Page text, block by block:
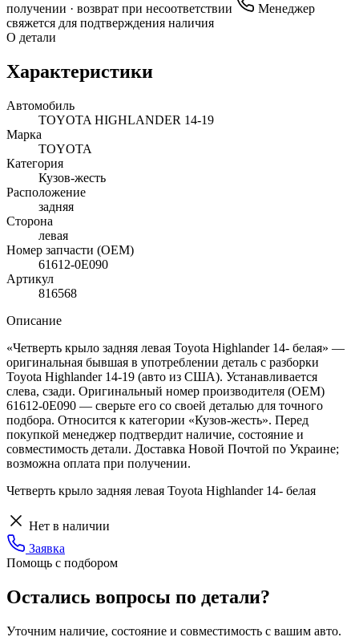
получении · возврат при несоответствии
Менеджер
свяжется для подтверждения наличия
О детали
Характеристики
Автомобиль
TOYOTA HIGHLANDER 14-19
Марка
TOYOTA
Категория
Кузов-жесть
Расположение
задняя
Сторона
левая
Номер запчасти (OEM)
61612-0E090
Артикул
816568
Описание
«Четверть крыло задняя левая Toyota Highlander 14- белая» —
оригинальная бывшая в употреблении деталь с разборки
Toyota Highlander 14-19 (авто из США). Устанавливается
слева, сзади. Оригинальный номер производителя (OEM)
61612-0E090 — сверьте его со своей деталью для точного
подбора. Относится к категории «Кузов-жесть». Перед
покупкой менеджер подтвердит наличие, состояние и
совместимость детали. Доставка Новой Почтой по Украине;
возможна оплата при получении.
Четверть крыло задняя левая Toyota Highlander 14- белая
Нет в наличии
Заявка
Помощь с подбором
Остались вопросы по детали?
Уточним наличие, состояние и совместимость с вашим авто.